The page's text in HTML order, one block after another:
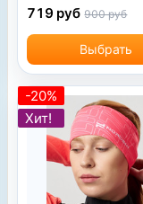
Выбрать
719 руб 900 руб
-20%
Хит!